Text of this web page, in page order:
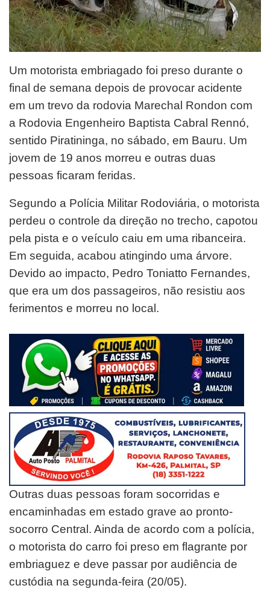
Um motorista embriagado foi preso durante o
final de semana depois de provocar acidente
em um trevo da rodovia Marechal Rondon com
a Rodovia Engenheiro Baptista Cabral Rennó,
sentido Piratininga, no sábado, em Bauru. Um
jovem de 19 anos morreu e outras duas
pessoas ficaram feridas.
Segundo a Polícia Militar Rodoviária, o motorista
perdeu o controle da direção no trecho, capotou
pela pista e o veículo caiu em uma ribanceira.
Em seguida, acabou atingindo uma árvore.
Devido ao impacto, Pedro Toniatto Fernandes,
que era um dos passageiros, não resistiu aos
ferimentos e morreu no local.
Outras duas pessoas foram socorridas e
encaminhadas em estado grave ao pronto-
socorro Central. Ainda de acordo com a polícia,
o motorista do carro foi preso em flagrante por
embriaguez e deve passar por audiência de
custódia na segunda-feira (20/05).